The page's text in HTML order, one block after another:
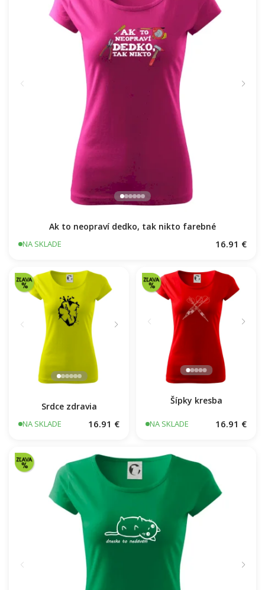
Ak to neopraví dedko, tak nikto farebné
NA SKLADE 16.91 €
NA SKLADE 16.91 €
Šípky kresba
NA SKLADE